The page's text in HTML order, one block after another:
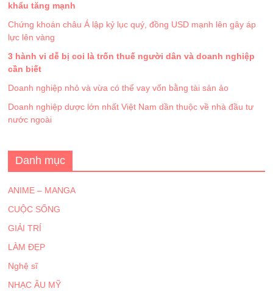
khẩu tăng mạnh
Chứng khoán châu Á lập kỷ lục quý, đồng USD mạnh lên gây áp
lực lên vàng
3 hành vi dễ bị coi là trốn thuế người dân và doanh nghiệp
cần biết
Doanh nghiệp nhỏ và vừa có thể vay vốn bằng tài sản ảo
Doanh nghiệp dược lớn nhất Việt Nam dần thuộc về nhà đầu tư
nước ngoài
Danh mục
ANIME – MANGA
CUỘC SỐNG
GIẢI TRÍ
LÀM ĐẸP
Nghệ sĩ
NHẠC ÂU MỸ